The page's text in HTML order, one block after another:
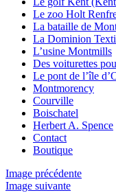
Le zoo Holt
La bataille de
La Dominion
L’usine Montmills
Des voiturettes
Le pont de l’île
Montmorency
Courville
Boischatel
Herbert A. Spence
Contact
Boutique
Image précédente
Image suivante